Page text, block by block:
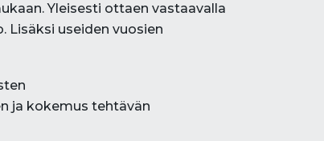
Yleisesti ottaen vastaavalla
Lisäksi useiden vuosien
ja kokemus tehtävän